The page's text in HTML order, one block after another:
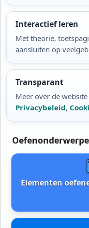
Interactief leren
Met theorie,
aansluiten op
Transparant
Meer over de
Privacybeleid,
Elementen